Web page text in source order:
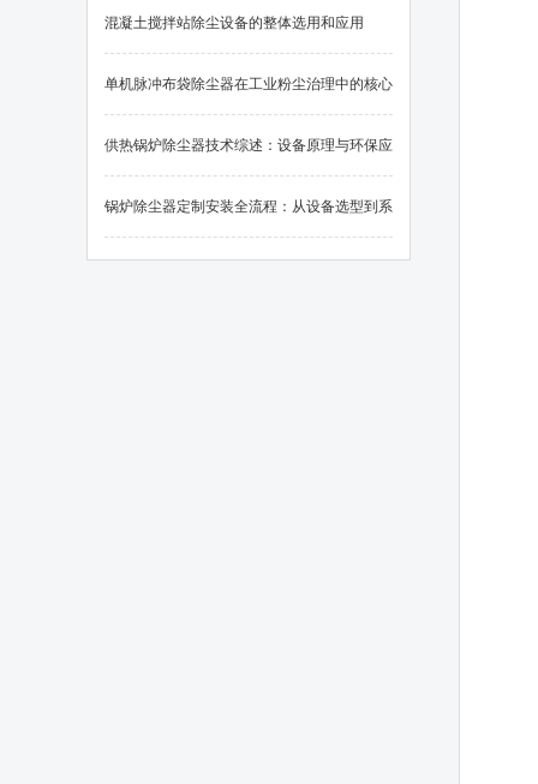
混凝土搅拌站除尘设备的整体选用和应用
单机脉冲布袋除尘器在工业粉尘治理中的核心
应用
供热锅炉除尘器技术综述：设备原理与环保应
用
锅炉除尘器定制安装全流程：从设备选型到系